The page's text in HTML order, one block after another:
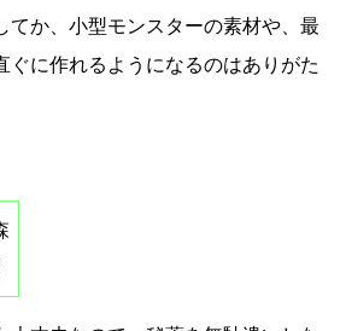
てか、小型モンスターの素材や、最
ぐに作れるようになるのはありがた